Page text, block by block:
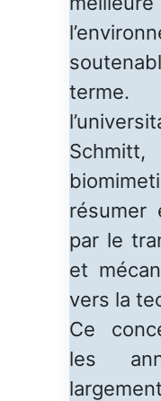
résumer
par le
et
vers la
Ce
les